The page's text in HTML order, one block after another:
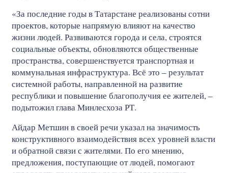
«За последние годы в Татарстане реализованы сотни
проектов, которые напрямую влияют на качество
жизни людей. Развиваются города и села, строятся
социальные объекты, обновляются общественные
пространства, совершенствуется транспортная и
коммунальная инфраструктура. Всё это – результат
системной работы, направленной на развитие
республики и повышение благополучия ее жителей, –
подытожил глава Минлесхоза РТ.
Айдар Метшин в своей речи указал на значимость
конструктивного взаимодействия всех уровней власти
и обратной связи с жителями. По его мнению,
предложения, поступающие от людей, помогают